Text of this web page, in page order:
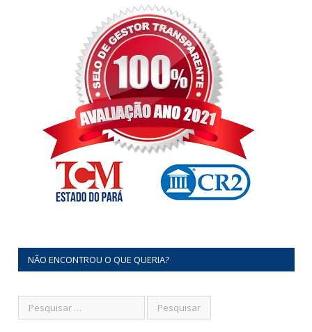
NÃO ENCONTROU O QUE QUERIA?